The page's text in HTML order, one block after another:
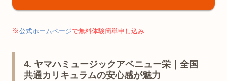
※公式ホームページで無料体験簡単申し込み
4. ヤマハミュージックアベニュー栄｜全国
共通カリキュラムの安心感が魅力